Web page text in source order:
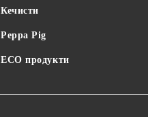
Кечисти
Peppa Pig
ECO продукти